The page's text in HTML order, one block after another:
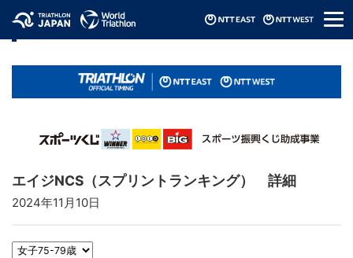
メ
ニ
ー
リザルト / Results
エイジNCS（スプリントランキング） 詳細
2024年11月10日